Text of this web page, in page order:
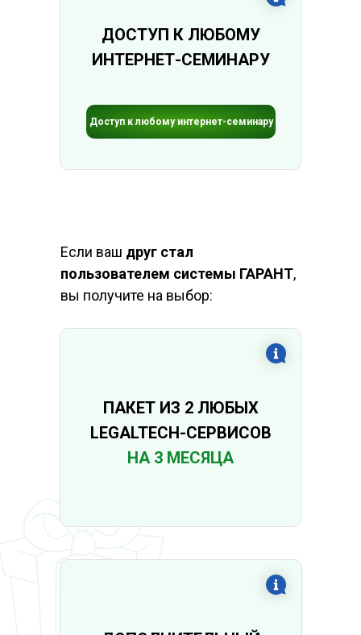
ДОСТУП К ЛЮБОМУ
ИНТЕРНЕТ-СЕМИНАРУ
Доступ к любому интернет-семинару
ПАКЕТ ИЗ 2 ЛЮБЫХ
LEGALTECH-СЕРВИСОВ
НА 3 МЕСЯЦА
Если ваш друг стал
пользователем системы ГАРАНТ,
вы получите на выбор: